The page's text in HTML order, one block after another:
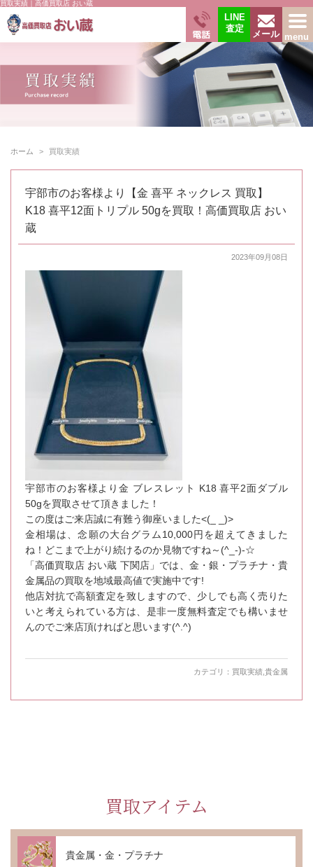
買取実績｜高価買取店 おい蔵
電話
LINE
査定
メール menu
ホーム 買取実績
宇部市のお客様より【金 喜平 ネックレス 買取】
K18 喜平12面トリプル 50gを買取！高価買取店 おい
蔵
2023年09月08日
宇部市のお客様より金 ブレスレット K18 喜平2面ダブル
50gを買取させて頂きました！
この度はご来店誠に有難う御座いました<(_ _)>
金相場は、念願の大台グラム10,000円を超えてきました
ね！どこまで上がり続けるのか見物ですね～(^_-)-☆
「高価買取店 おい蔵 下関店」では、金・銀・プラチナ・貴
金属品の買取を地域最高値で実施中です!
他店対抗で高額査定を致しますので、少しでも高く売りた
いと考えられている方は、是非一度無料査定でも構いませ
んのでご来店頂ければと思います(^.^)
カテゴリ： 買取実績,貴金属
買取アイテム
貴金属・金・プラチナ